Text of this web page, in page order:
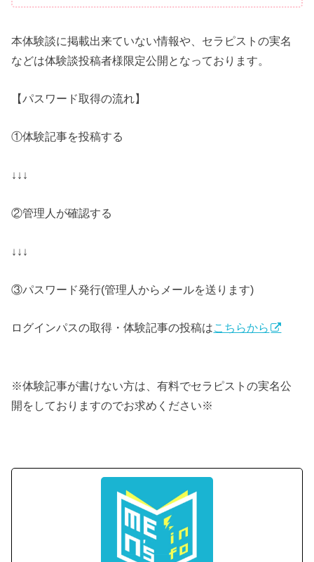
本体験談に掲載出来ていない情報や、セラピストの実名
などは体験談投稿者様限定公開となっております。
【パスワード取得の流れ】
①体験記事を投稿する
↓↓↓
②管理人が確認する
↓↓↓
③パスワード発行(管理人からメールを送ります)
ログインパスの取得・体験記事の投稿はこちらから
※体験記事が書けない方は、有料でセラピストの実名公
開をしておりますのでお求めください※